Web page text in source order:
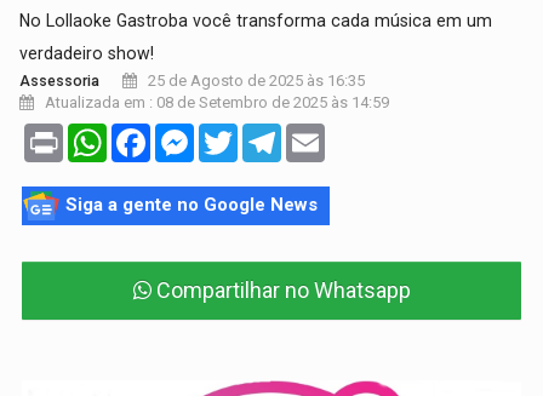
No Lollaoke Gastroba você transforma cada música em um
verdadeiro show!
Assessoria
25 de Agosto de 2025 às 16:35
Atualizada em : 08 de Setembro de 2025 às 14:59
Print WhatsAppFacebookMessenger
TwitterTelegram
Siga a gente no Google News
Compartilhar no Whatsapp